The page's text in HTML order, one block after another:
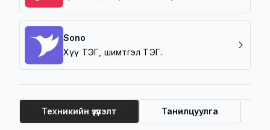
Sono
Хүү ТЭГ, шимтгэл ТЭГ.
Техникийн үзүүлэлт Танилцуулга